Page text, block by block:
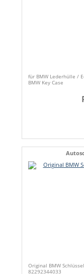
für BMW Lederhülle /
BMW Key Case
Original BMW
82292344033